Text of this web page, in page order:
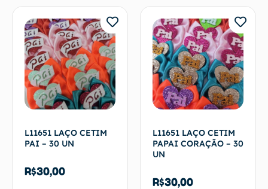
L11651 LAÇO CETIM
PAI – 30 UN
R$30,00
L11651 LAÇO CETIM
PAPAI CORAÇÃO – 30
UN
R$30,00